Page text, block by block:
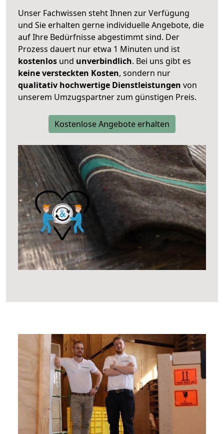
Unser Fachwissen steht Ihnen zur Verfügung
und Sie erhalten gerne individuelle Angebote, die
auf Ihre Bedürfnisse abgestimmt sind. Der
Prozess dauert nur etwa 1 Minuten und ist
kostenlos und unverbindlich. Bei uns gibt es
keine versteckten Kosten, sondern nur
qualitativ hochwertige Dienstleistungen von
unserem Umzugspartner zum günstigen Preis.
Kostenlose Angebote erhalten